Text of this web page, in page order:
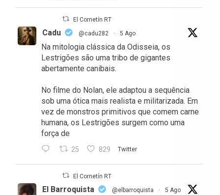
El Cornetín RT
Cadu @cadu282 · 5 Ago
Na mitologia clássica da Odisseia, os
Lestrigões são uma tribo de gigantes
abertamente canibais.
No filme do Nolan, ele adaptou a sequência
sob uma ótica mais realista e militarizada. Em
vez de monstros primitivos que comem carne
humana, os Lestrigões surgem como uma
força de
25 829 Twitter
El Cornetín RT
El Barroquista @elbarroquista · 5 Ago